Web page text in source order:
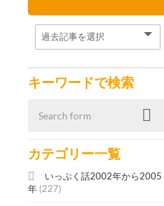
キーワードで検索
カテゴリー一覧
いっぷく話2002年から2005
年 (227)